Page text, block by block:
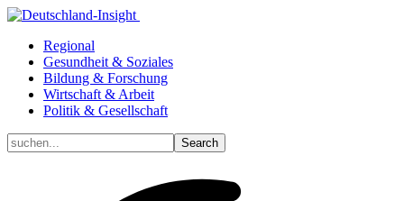
Regional
Gesundheit & Soziales
Bildung & Forschung
Wirtschaft & Arbeit
Politik & Gesellschaft